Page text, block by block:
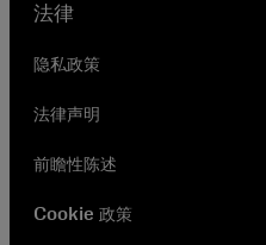
法律
隐私政策
法律声明
前瞻性陈述
Cookie 政策